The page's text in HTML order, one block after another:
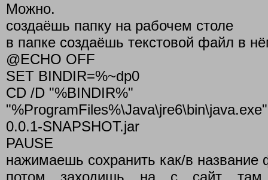
Можно.
создаёшь папку на рабочем столе
в папке создаёшь текстовой файл в
@ECHO OFF
SET BINDIR=%~dp0
CD /D "%BINDIR%"
0.0.1-SNAPSHOT.jar
PAUSE
нажимаешь сохранить как/в